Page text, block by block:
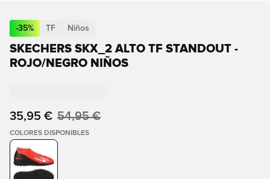
-35% TF Niños
SKECHERS SKX_2 ALTO TF STANDOUT -
ROJO/NEGRO NIÑOS
35,95 € 54,95 €
COLORES DISPONIBLES